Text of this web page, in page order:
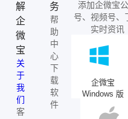
解
企
微
宝
关
于
我
们
客
务
帮
助
中
心
下
载
软
件
添加企微宝
号、视频号、
实时资讯
企微宝
Windows 版